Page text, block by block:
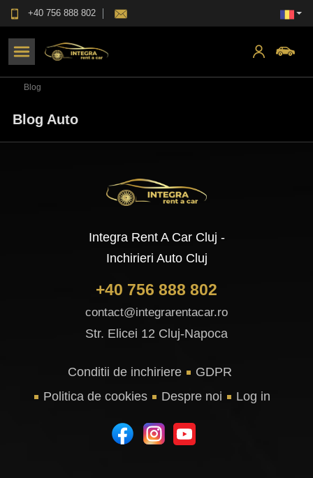
+40 756 888 802
Blog
Blog Auto
Integra Rent A Car Cluj -
Inchirieri Auto Cluj
+40 756 888 802
contact@integrarentacar.ro
Str. Elicei 12 Cluj-Napoca
Conditii de inchiriere
GDPR
Politica de cookies
Despre noi Log in